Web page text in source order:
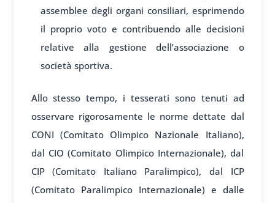
assemblee degli organi consiliari, esprimendo
il proprio voto e contribuendo alle decisioni
relative alla gestione dell’associazione o
società sportiva.
Allo stesso tempo, i tesserati sono tenuti ad
osservare rigorosamente le norme dettate dal
CONI (Comitato Olimpico Nazionale Italiano),
dal CIO (Comitato Olimpico Internazionale), dal
CIP (Comitato Italiano Paralimpico), dal ICP
(Comitato Paralimpico Internazionale) e dalle